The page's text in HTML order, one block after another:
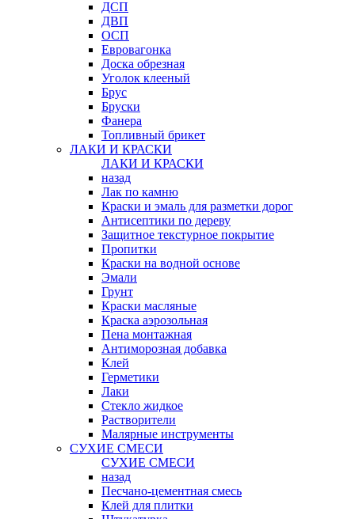
ДСП
ДВП
ОСП
Евровагонка
Доска обрезная
Уголок клееный
Брус
Бруски
Фанера
Топливный брикет
ЛАКИ И КРАСКИ
ЛАКИ И КРАСКИ
назад
Лак по камню
Краски и эмаль для разметки дорог
Антисептики по дереву
Защитное текстурное покрытие
Пропитки
Краски на водной основе
Эмали
Грунт
Краски масляные
Краска аэрозольная
Пена монтажная
Антиморозная добавка
Клей
Герметики
Лаки
Стекло жидкое
Растворители
Малярные инструменты
СУХИЕ СМЕСИ
СУХИЕ СМЕСИ
назад
Песчано-цементная смесь
Клей для плитки